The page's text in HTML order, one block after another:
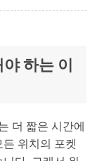
하는 이
더 짧은 시간에
위치의 포켓